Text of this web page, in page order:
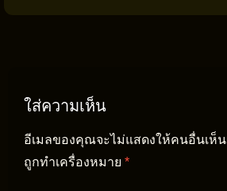
ใส่ความเห็น
อีเมลของคุณจะไม่แสดงให้คนอื่นเห็น
ถูกทำเครื่องหมาย *